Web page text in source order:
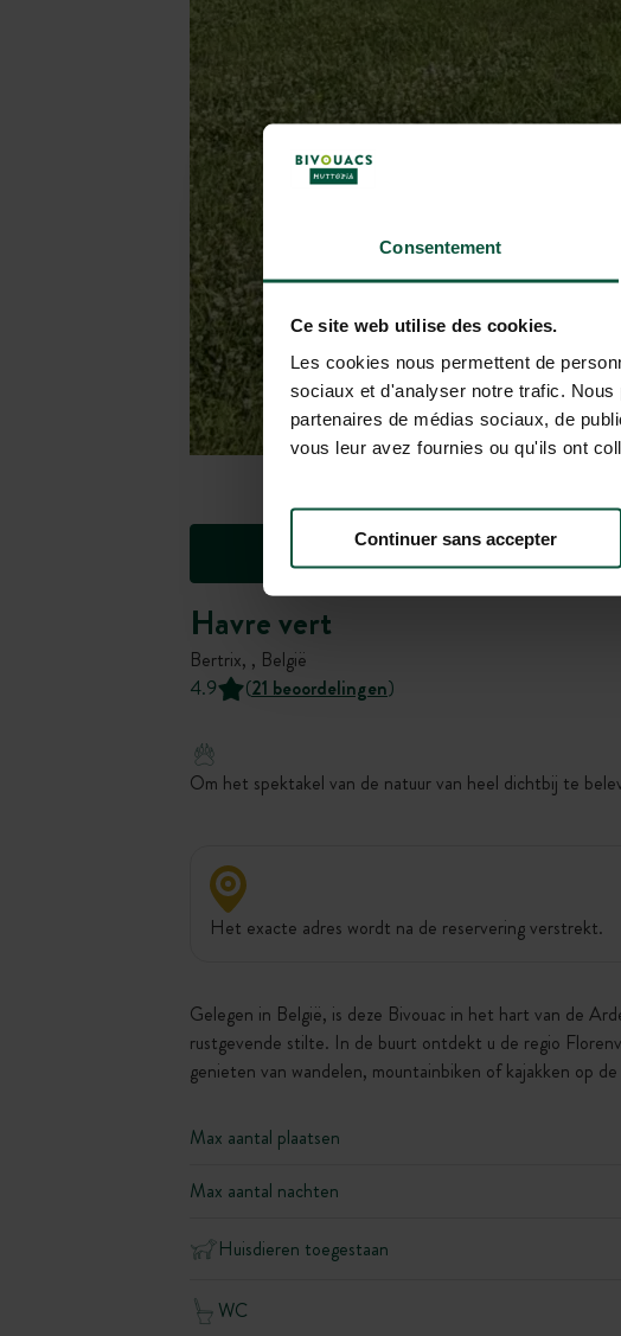
Consentement
Ce site web utilise des cookies.
Les cookies nous permettent de
sociaux et d'analyser notre trafic.
partenaires de médias sociaux, de
vous leur avez fournies ou qu'ils ont
Continuer sans accepter
Havre vert
Bertrix, , België
4.9
(21 beoordelingen)
Om het spektakel van de natuur van heel dichtbij te
Het exacte adres wordt na de reservering verstrekt.
Gelegen in België, is deze Bivouac in het hart van de
rustgevende stilte. In de buurt ontdekt u de regio
genieten van wandelen, mountainbiken of kajakken op
Max aantal plaatsen
Max aantal nachten
Huisdieren toegestaan
WC